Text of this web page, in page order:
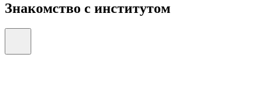
Знакомство с институтом